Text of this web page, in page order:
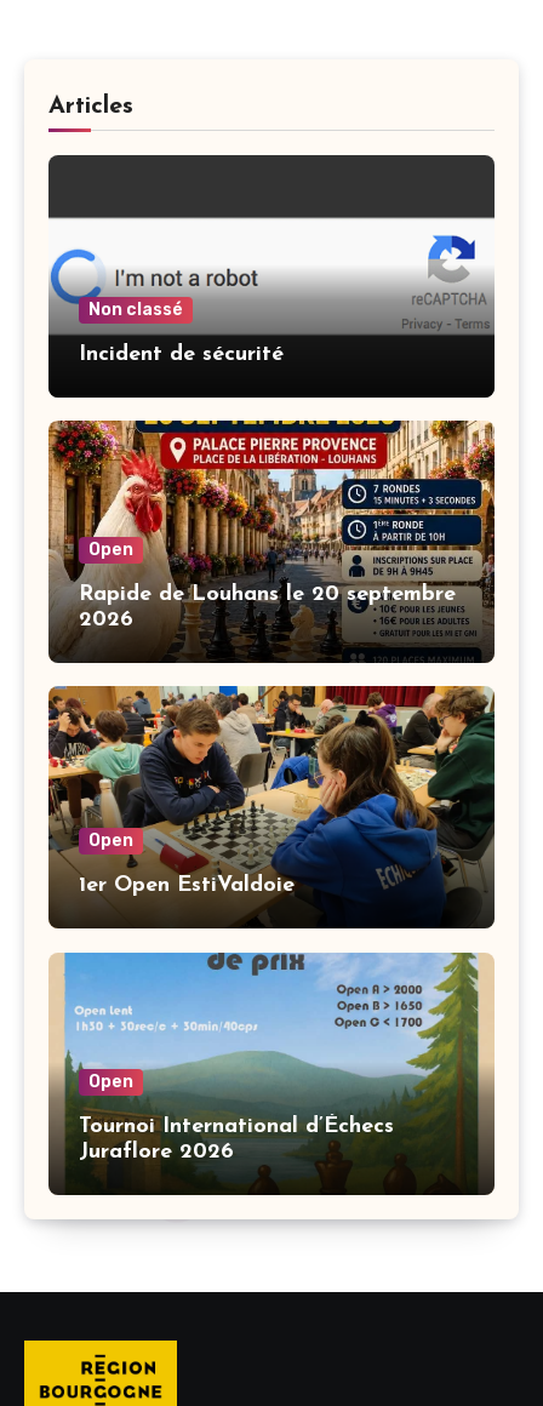
Articles
Non classé
Incident de sécurité
Open
Rapide de Louhans le 20 septembre
2026
Open
1er Open EstiValdoie
Open
Tournoi International d’Échecs
Juraflore 2026